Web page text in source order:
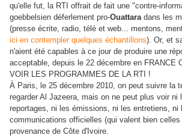
qu'elle fut, la RTI offrait de fait une "contre-
goebbelsien déferlement pro-Ouattaradans les
(presse écrite, radio, télé et web... mentons,
ici en contempler quelques échantillons). Or, et
n'aient été capables à ce jour de produire une
acceptable, depuis le 22 décembre en FRANCE
VOIR LES PROGRAMMES DE LA RTI !
À Paris, le 25 décembre 2010, on peut suivre la
regarder Al Jazeera, mais on ne peut plus voir ni
reportages, ni les émissions, ni les entretiens, ni
communications officielles (qui valent bien celles
provenance de Côte d'Ivoire.